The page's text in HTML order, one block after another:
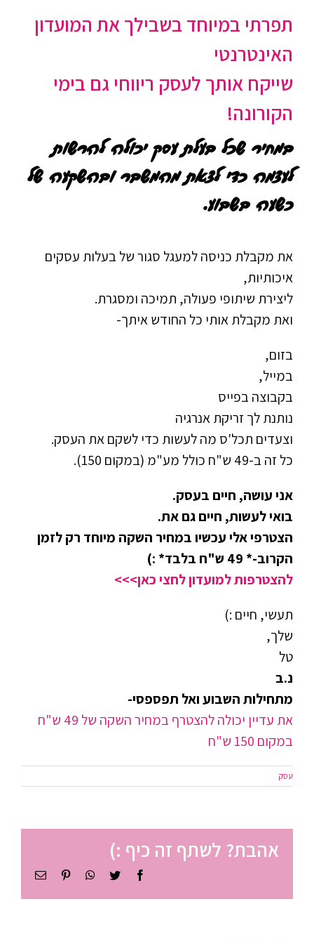
תפרתי במיוחד בשבילך את המועדון
האינטרנטי
שייקח אותך לעסק ריווחי גם בימי
הקורונה!
במחיר שכל בעלת עסק יכולה להרשות
לעצמה כדי לצאת מהמשבר ובהשקעה של
כשעה בשבוע.
את מקבלת כניסה למעגל סגור של בעלות עסקים
איכותיות,
ליצירת שיתופי פעולה, תמיכה ומסגרת.
ואת מקבלת אותי כל החודש איתך-
בזום,
במייל,
בקבוצה בפייס
נותנת לך זריקת אנרגיה
וצעדים תכל'ס מה לעשות כדי לשקם את העסק.
כל זה ב-49 ש"ח כולל מע"מ (במקום 150).
אני עושה, חיים בעסק.
בואי לעשות, חיים גם את.
הצטרפי אלי עכשיו במחיר השקה מיוחד רק לזמן
הקרוב-* 49 ש"ח בלבד* :)
להצטרפות למועדון לחצי כאן>>>
תעשי, חיים :)
שלך,
טל
נ.ב
מתחילות השבוע ואל תפספסי-
את עדיין יכולה להצטרף במחיר השקה של 49 ש"ח
במקום 150 ש"ח
עסק
אהבת? לשתף זה כיף :)
Facebook
Twitter
WhatsApp
Pinterestכתובת